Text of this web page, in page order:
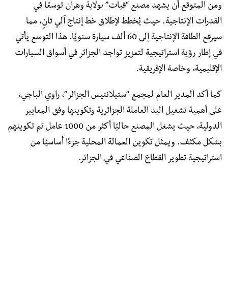
ومن المتوقع أن يشهد مصنع “فيات” بولاية وهران توسعًا في
القدرات الإنتاجية. حيث يُخطط لإطلاق خط إنتاج آلي ثانٍ، مما
سيرفع الطاقة الإنتاجية إلى 60 ألف سيارة سنويًا. هذا التوسع يأتي
في إطار رؤية استراتيجية لتعزيز تواجد الجزائر في أسواق السيارات
الإقليمية، وخاصة الإفريقية.
كما أكد المدير العام لمجمع “ستيلانتيس الجزائر”، راوي الباجي،
على أهمية تشغيل اليد العاملة الجزائرية وتكوينها وفق المعايير
الدولية، حيث يشغل المصنع حاليًا أكثر من 1000 عامل تم تكوينهم
بشكل مكثف. ويمثل تكوين العمالة المحلية جزءًا أساسيًا من
استراتيجية تطوير القطاع الصناعي في الجزائر.